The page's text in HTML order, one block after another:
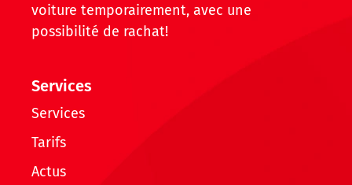
voiture temporairement, avec une
possibilité de rachat!
Services
Services
Tarifs
Actus